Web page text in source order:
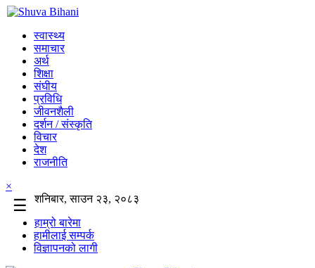
स्वास्थ्य
समाचार
अर्थ
शिक्षा
संघीय
प्रविधि
जीवनशैली
दर्शन / संस्कृति
विचार
देश
राजनीति
×
☰
शनिबार, साउन २३, २०८३
हाम्रो बारेमा
हामीलाई सम्पर्क
विज्ञापनको लागी